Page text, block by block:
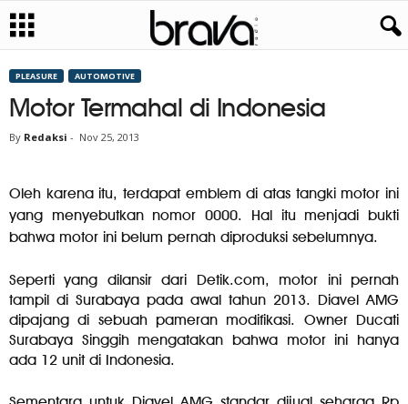
PLEASURE AUTOMOTIVE
Motor Termahal di Indonesia
By Redaksi - Nov 25, 2013
Oleh karena itu, terdapat emblem di atas tangki motor ini
yang menyebutkan nomor 0000. Hal itu menjadi bukti
bahwa motor ini belum pernah diproduksi sebelumnya.
Seperti yang dilansir dari Detik.com, motor ini pernah
tampil di Surabaya pada awal tahun 2013. Diavel AMG
dipajang di sebuah pameran modifikasi. Owner Ducati
Surabaya Singgih mengatakan bahwa motor ini hanya
ada 12 unit di Indonesia.